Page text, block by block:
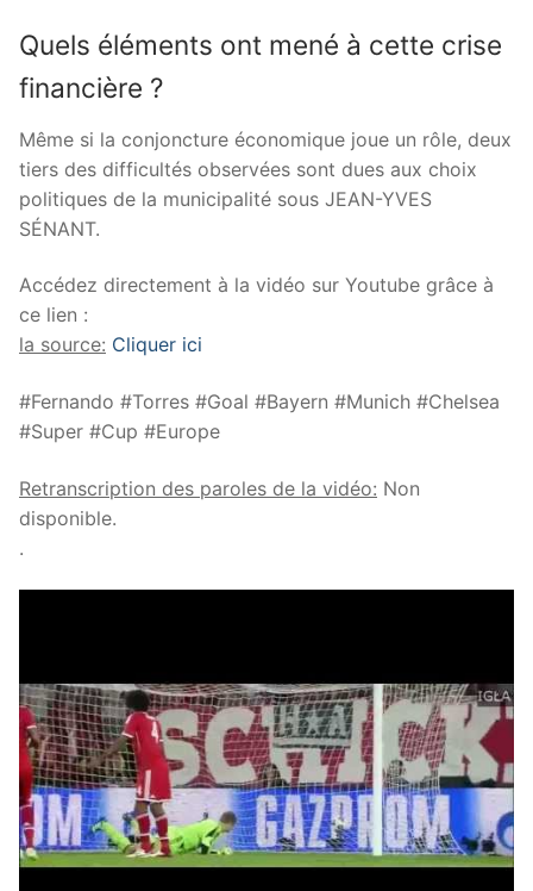
Quels éléments ont mené à cette crise
financière ?
Même si la conjoncture économique joue un rôle, deux
tiers des difficultés observées sont dues aux choix
politiques de la municipalité sous JEAN-YVES
SÉNANT.
Accédez directement à la vidéo sur Youtube grâce à
ce lien :
la source: Cliquer ici
#Fernando #Torres #Goal #Bayern #Munich #Chelsea
#Super #Cup #Europe
Retranscription des paroles de la vidéo: Non
disponible.
.